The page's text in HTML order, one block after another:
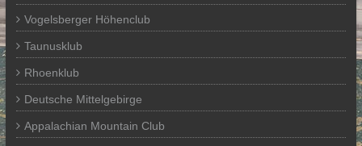
Vogelsberger Höhenclub
Taunusklub
Rhoenklub
Deutsche Mittelgebirge
Appalachian Mountain Club